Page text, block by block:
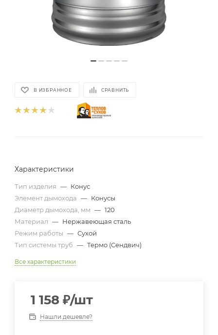
В ИЗБРАННОЕ СРАВНИТЬ
Характеристики
Тип изделия — Конус
Элемент дымохода — Конусы
Диаметр дымохода, мм — 120
Материал — Нержавеющая сталь
Режим работы — Сухой
Тип системы труб — Термо (Сендвич)
Все характеристики
1 158 ₽/шт
Нашли дешевле?